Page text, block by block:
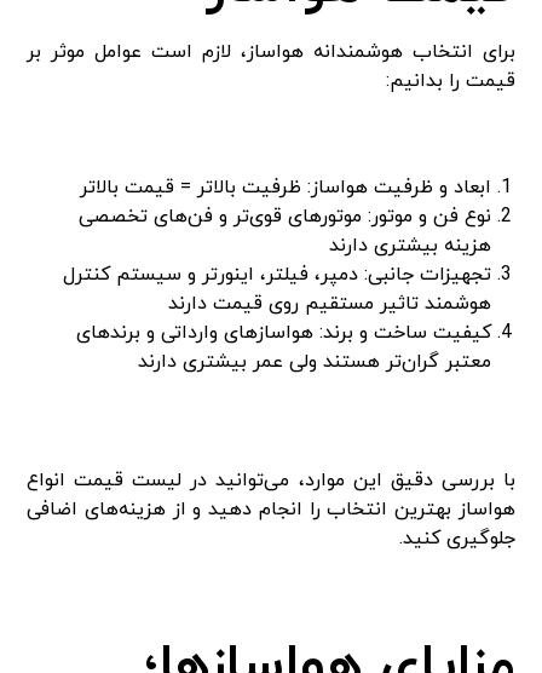
برای انتخاب هوشمندانه هواساز، لازم است عوامل موثر بر
قیمت را بدانیم:
ابعاد و ظرفیت هواساز: ظرفیت بالاتر = قیمت بالاتر
نوع فن و موتور: موتورهای قوی‌تر و فن‌های تخصصی
هزینه بیشتری دارند
تجهیزات جانبی: دمپر، فیلتر، اینورتر و سیستم کنترل
هوشمند تاثیر مستقیم روی قیمت دارند
کیفیت ساخت و برند: هواسازهای وارداتی و برندهای
معتبر گران‌تر هستند ولی عمر بیشتری دارند
با بررسی دقیق این موارد، می‌توانید در لیست قیمت انواع
هواساز بهترین انتخاب را انجام دهید و از هزینه‌های اضافی
جلوگیری کنید.